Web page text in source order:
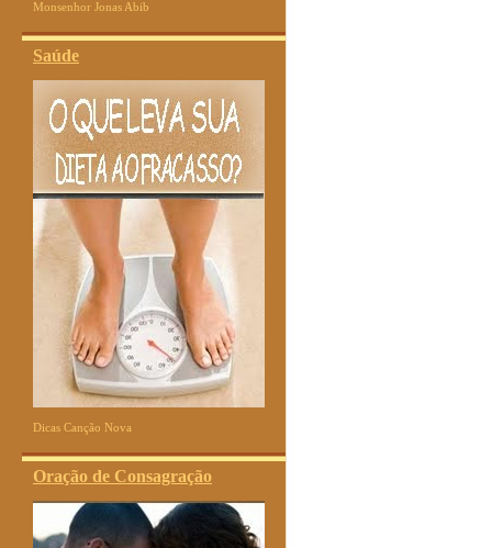
Monsenhor Jonas Abib
Saúde
Dicas Canção Nova
Oração de Consagração